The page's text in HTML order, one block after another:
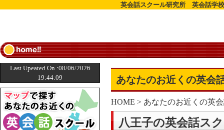
英会話スクール研究所 英会話学
Last Upeated On :08/06/2026
19:44:09
あなたのお近くの英会
HOME > あなたのお近くの英
八王子の英会話ス